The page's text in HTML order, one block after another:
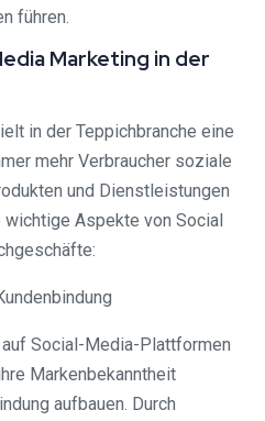
führen.
Marketing in der
in der Teppichbranche eine
mehr Verbraucher soziale
und Dienstleistungen
Aspekte von Social
Social-Media-Plattformen
Markenbekanntheit
aufbauen. Durch